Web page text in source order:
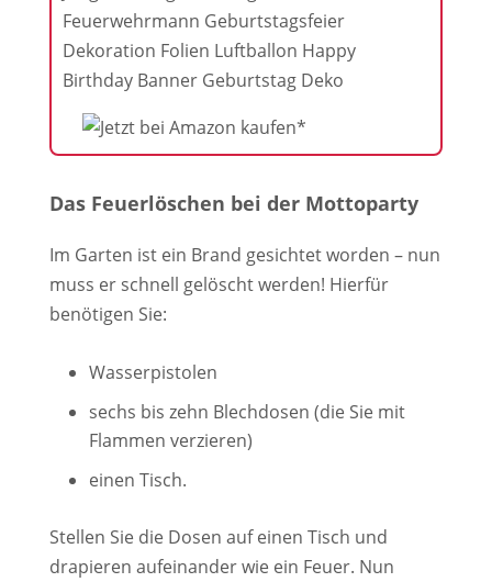
Feuerwehrmann Geburtstagsfeier
Dekoration Folien Luftballon Happy
Birthday Banner Geburtstag Deko
Das Feuerlöschen bei der Mottoparty
Im Garten ist ein Brand gesichtet worden – nun
muss er schnell gelöscht werden! Hierfür
benötigen Sie:
Wasserpistolen
sechs bis zehn Blechdosen (die Sie mit
Flammen verzieren)
einen Tisch.
Stellen Sie die Dosen auf einen Tisch und
drapieren aufeinander wie ein Feuer. Nun